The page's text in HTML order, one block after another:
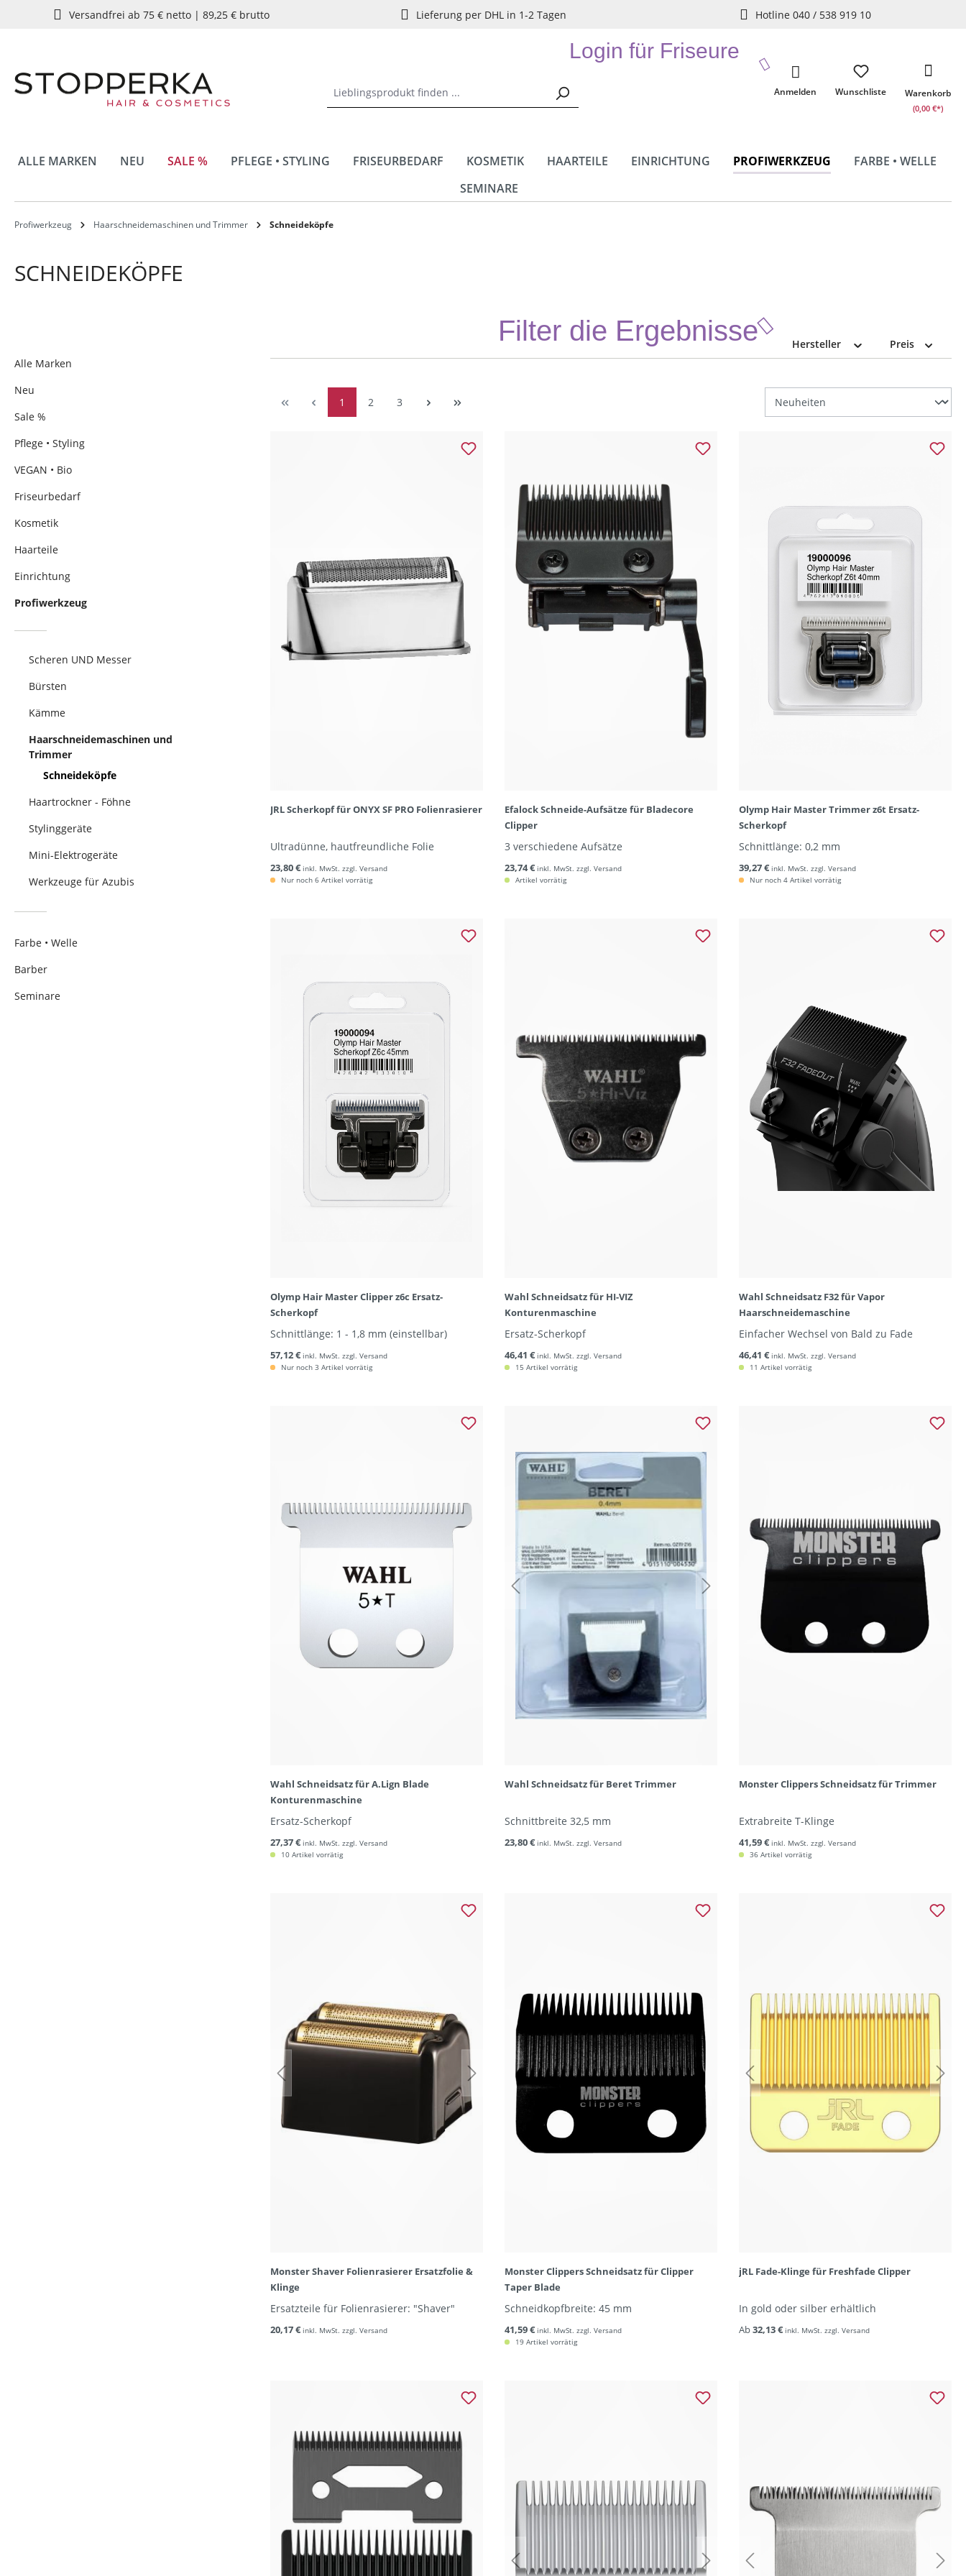
Zur Hauptnavigation springen
Versandfrei ab 75 € netto | 89,25 € brutto Lieferung per DHL in 1-2 Tagen Hotline 040 / 538 919 10
Login für Friseure
Wunschliste
Anmelden Warenkorb
(0,00 €*)
ALLE MARKEN NEU SALE % PFLEGE • STYLING FRISEURBEDARF KOSMETIK HAARTEILE EINRICHTUNG PROFIWERKZEUG
FARBE • WELLE
SEMINARE
Profiwerkzeug Haarschneidemaschinen und Trimmer Schneideköpfe
SCHNEIDEKÖPFE
Alle Marken
Neu
Sale %
Pflege • Styling
VEGAN • Bio
Friseurbedarf
Kosmetik
Haarteile
Einrichtung
Profiwerkzeug
Scheren UND Messer
Bürsten
Kämme
Haarschneidemaschinen und
Trimmer
Schneideköpfe
Haartrockner - Föhne
Stylinggeräte
Mini-Elektrogeräte
Werkzeuge für Azubis
Farbe • Welle
Barber
Seminare
Filter die Ergebnisse Hersteller Preis
1 2 3
JRL Scherkopf für ONYX SF PRO Folienrasierer
Ultradünne, hautfreundliche Folie
23,80 € inkl. MwSt. zzgl. Versand
Nur noch 6 Artikel vorrätig
Efalock Schneide-Aufsätze für Bladecore
Clipper
3 verschiedene Aufsätze
23,74 € inkl. MwSt. zzgl. Versand
Artikel vorrätig
Olymp Hair Master Trimmer z6t Ersatz-
Scherkopf
Schnittlänge: 0,2 mm
39,27 € inkl. MwSt. zzgl. Versand
Nur noch 4 Artikel vorrätig
Olymp Hair Master Clipper z6c Ersatz-
Scherkopf
Schnittlänge: 1 - 1,8 mm (einstellbar)
57,12 € inkl. MwSt. zzgl. Versand
Nur noch 3 Artikel vorrätig
Wahl Schneidsatz für HI-VIZ
Konturenmaschine
Ersatz-Scherkopf
46,41 € inkl. MwSt. zzgl. Versand
15 Artikel vorrätig
Wahl Schneidsatz F32 für Vapor
Haarschneidemaschine
Einfacher Wechsel von Bald zu Fade
46,41 € inkl. MwSt. zzgl. Versand
11 Artikel vorrätig
Wahl Schneidsatz für A.Lign Blade
Konturenmaschine
Ersatz-Scherkopf
27,37 € inkl. MwSt. zzgl. Versand
10 Artikel vorrätig
Wahl Schneidsatz für Beret Trimmer
Schnittbreite 32,5 mm
23,80 € inkl. MwSt. zzgl. Versand
Monster Clippers Schneidsatz für Trimmer
Extrabreite T-Klinge
41,59 € inkl. MwSt. zzgl. Versand
36 Artikel vorrätig
Monster Shaver Folienrasierer Ersatzfolie &
Klinge
Ersatzteile für Folienrasierer: "Shaver"
20,17 € inkl. MwSt. zzgl. Versand
Monster Clippers Schneidsatz für Clipper
Taper Blade
Schneidkopfbreite: 45 mm
41,59 € inkl. MwSt. zzgl. Versand
19 Artikel vorrätig
jRL Fade-Klinge für Freshfade Clipper
In gold oder silber erhältlich
Ab32,13 € inkl. MwSt. zzgl. Versand